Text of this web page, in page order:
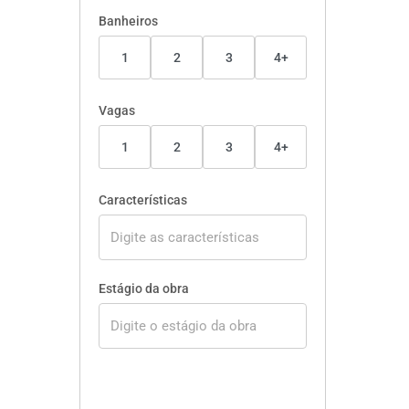
Banheiros
1 2 3 4+
Vagas
1 2 3 4+
Características
Estágio da obra